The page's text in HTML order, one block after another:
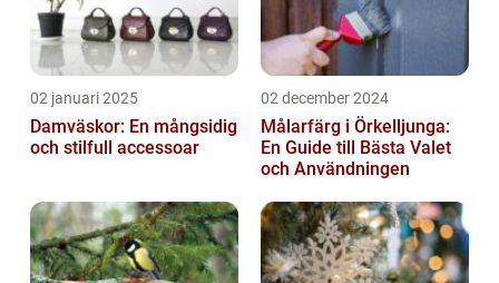
02 januari 2025
Damväskor: En mångsidig
och stilfull accessoar
02 december 2024
Målarfärg i Örkelljunga:
En Guide till Bästa Valet
och Användningen